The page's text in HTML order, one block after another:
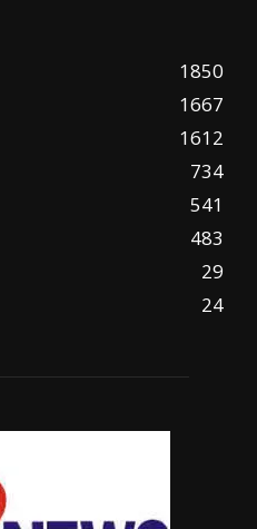
1850
1667
1612
734
541
483
29
24